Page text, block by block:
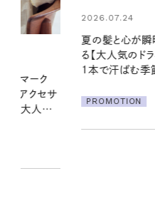
2026.06.01
お出かけ前のひ
の一日。汗ばむ
に過ごす私の新
PROMOTION